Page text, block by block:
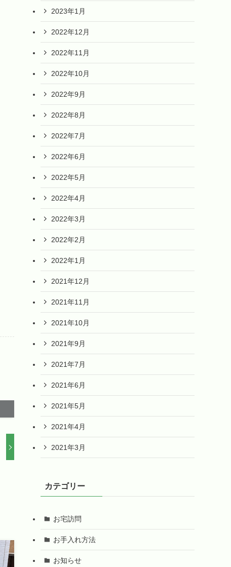
2023年1月
2022年12月
2022年11月
2022年10月
2022年9月
2022年8月
2022年7月
2022年6月
2022年5月
2022年4月
2022年3月
2022年2月
2022年1月
2021年12月
2021年11月
2021年10月
2021年9月
2021年7月
2021年6月
2021年5月
2021年4月
2021年3月
カテゴリー
お宅訪問
お手入れ方法
お知らせ